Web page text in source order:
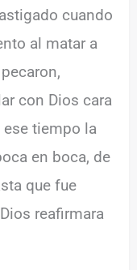
cuando
al matar a
con Dios cara
ese tiempo la
en boca, de
que fue
reafirmara